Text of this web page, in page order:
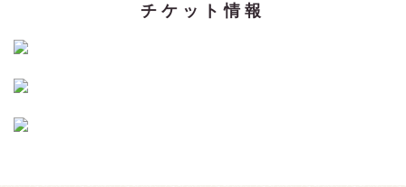
チケット情報